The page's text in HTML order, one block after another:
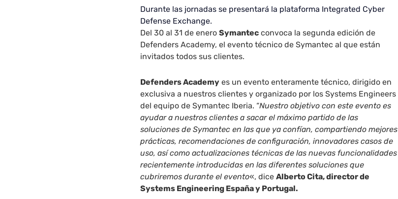
Durante las jornadas se presentará la plataforma Integrated Cyber
Defense Exchange.
Del 30 al 31 de eneroSymantec convoca la segunda edición de
Defenders Academy, el evento técnico de Symantec al que están
invitados todos sus clientes.
Defenders Academy es un evento enteramente técnico, dirigido en
exclusiva a nuestros clientes y organizado por los Systems Engineers
del equipo de Symantec Iberia. “Nuestro objetivo con este evento es
ayudar a nuestros clientes a sacar el máximo partido de las
soluciones de Symantec en las que ya confían, compartiendo mejores
prácticas, recomendaciones de configuración, innovadores casos de
uso, así como actualizaciones técnicas de las nuevas funcionalidades
recientemente introducidas en las diferentes soluciones que
cubriremos durante el evento«, diceAlberto Cita, director de
Systems Engineering España y Portugal.